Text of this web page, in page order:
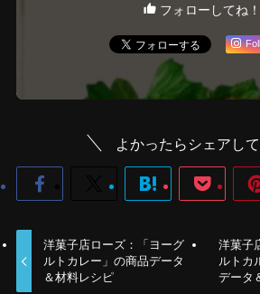
フォローしてね！
よかったらシェアして
洋菓子店ローズ：「ヨーグ
ルトカレー」の商品データ
＆材料レシピ
洋菓子
ルトカ
データ